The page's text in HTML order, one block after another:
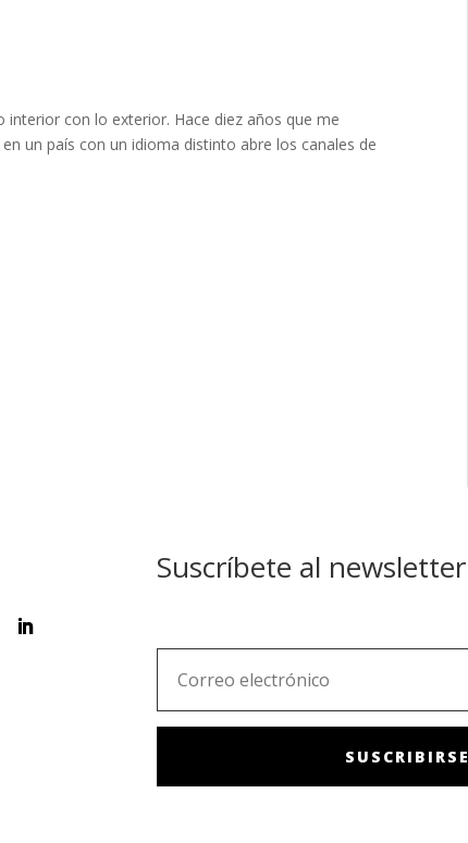
con lo exterior. Hace diez años que me
un país con un idioma distinto abre los canales de
Suscríbete al newsletter
SUSCRIBIRSE